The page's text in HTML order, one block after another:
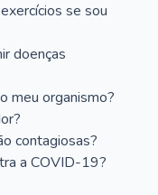
se sou
doenças
meu organismo?
contagiosas?
a COVID-19?